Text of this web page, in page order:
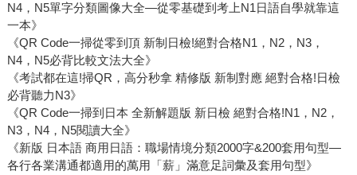
N4，N5單字分類圖像大全—從零基礎到考上N1日語自學就靠這
一本》
《QR Code一掃從零到頂 新制日檢!絕對合格N1，N2，N3，
N4，N5必背比較文法大全》
《考試都在這!掃QR，高分秒拿 精修版 新制對應 絕對合格!日檢
必背聽力N3》
《QR Code一掃到日本 全新解題版 新日檢 絕對合格!N1，N2，
N3，N4，N5閱讀大全》
《新版 日本語 商用日語：職場情境分類2000字&200套用句型—
各行各業溝通都適用的萬用「薪」滿意足詞彙及套用句型》